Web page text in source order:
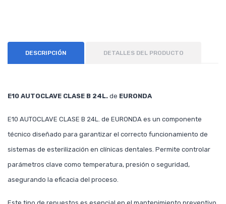
DESCRIPCIÓN DETALLES DEL PRODUCTO
E10 AUTOCLAVE CLASE B 24L. de EURONDA
E10 AUTOCLAVE CLASE B 24L. de EURONDA es un componente
técnico diseñado para garantizar el correcto funcionamiento de
sistemas de esterilización en clínicas dentales. Permite controlar
parámetros clave como temperatura, presión o seguridad,
asegurando la eficacia del proceso.